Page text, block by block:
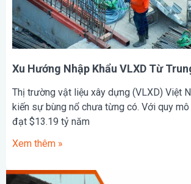
Xu Hướng Nhập Khẩu VLXD Từ
Thị trường vật liệu xây dựng (VLXD) Việt
kiến sự bùng nổ chưa từng có. Với quy
đạt $13.19 tỷ năm
Xem thêm »